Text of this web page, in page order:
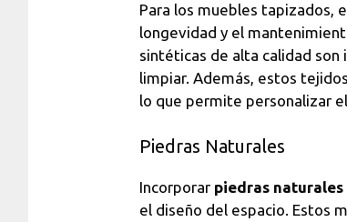
Para los muebles tapizados,
longevidad y el
sintéticas de alta calidad son
limpiar. Además, estos
lo que permite personalizar
Piedras Naturales
Incorporar piedras naturales
el diseño del espacio. Estos